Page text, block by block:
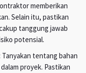
memberikan
Selain itu, pastikan
tanggung jawab
potensial.
Tanyakan tentang bahan
proyek. Pastikan